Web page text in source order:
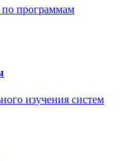
по программам
изучения систем